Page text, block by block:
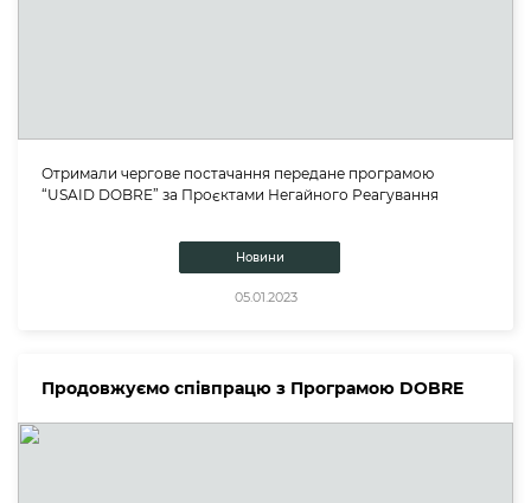
Отримали чергове постачання передане програмою
“USAID DOBRE” за Проєктами Негайного Реагування
Новини
05.01.2023
Продовжуємо співпрацю з Програмою DOBRE